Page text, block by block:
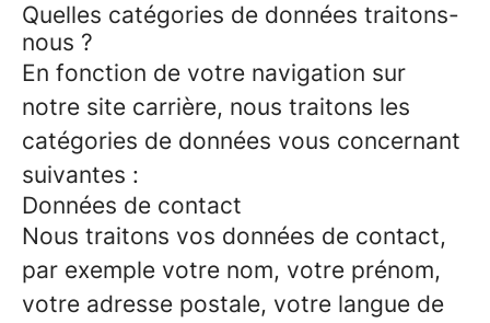
Quelles catégories de données traitons-
nous ?
En fonction de votre navigation sur
notre site carrière, nous traitons les
catégories de données vous concernant
suivantes :
Données de contact
Nous traitons vos données de contact,
par exemple votre nom, votre prénom,
votre adresse postale, votre langue de